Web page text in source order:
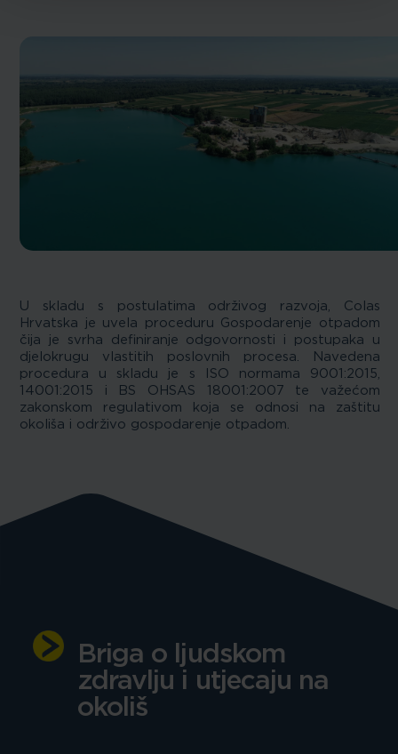
U skladu s postulatima održivog razvoja, Colas
Hrvatska je uvela proceduru Gospodarenje otpadom
čija je svrha definiranje odgovornosti i postupaka u
djelokrugu vlastitih poslovnih procesa. Navedena
procedura u skladu je s ISO normama 9001:2015,
14001:2015 i BS OHSAS 18001:2007 te važećom
zakonskom regulativom koja se odnosi na zaštitu
okoliša i održivo gospodarenje otpadom.
Briga o ljudskom
zdravlju i utjecaju na
okoliš